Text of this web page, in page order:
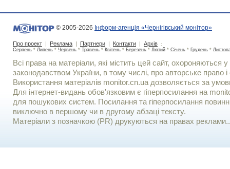
© 2005-2026 Інформ-агенція «Чернігівський монітор»
Про проект | Реклама | Партнери | Контакти | Архів :
Серпень * Липень * Червень * Травень * Квітень * Березень * Лютий * Січень * Грудень *
Всі права на матеріали, які містить цей сайт, охороняються у
законодавством України, в тому числі, про авторське право і
Використання матерiалiв monitor.cn.ua дозволяється за
Для iнтернет-видань обов'язковим є гiперпосилання на
для пошукових систем. Посилання та гіперпосилання
виключно в першому чи в другому абзаці тексту.
Матеріали з позначкою (PR) друкуються на правах реклами..